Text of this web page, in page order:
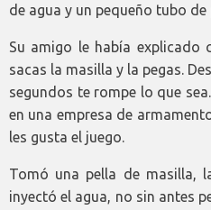
de agua y un pequeño tubo
Su amigo le había explicado
sacas la masilla y la pegas.
segundos te rompe lo que
en una empresa de
les gusta el juego.
Tomó una pella de masilla,
inyectó el agua, no sin antes